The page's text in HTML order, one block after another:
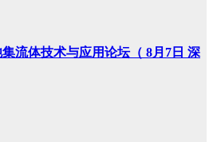
集流体技术与应用论坛（ 8月7日 深